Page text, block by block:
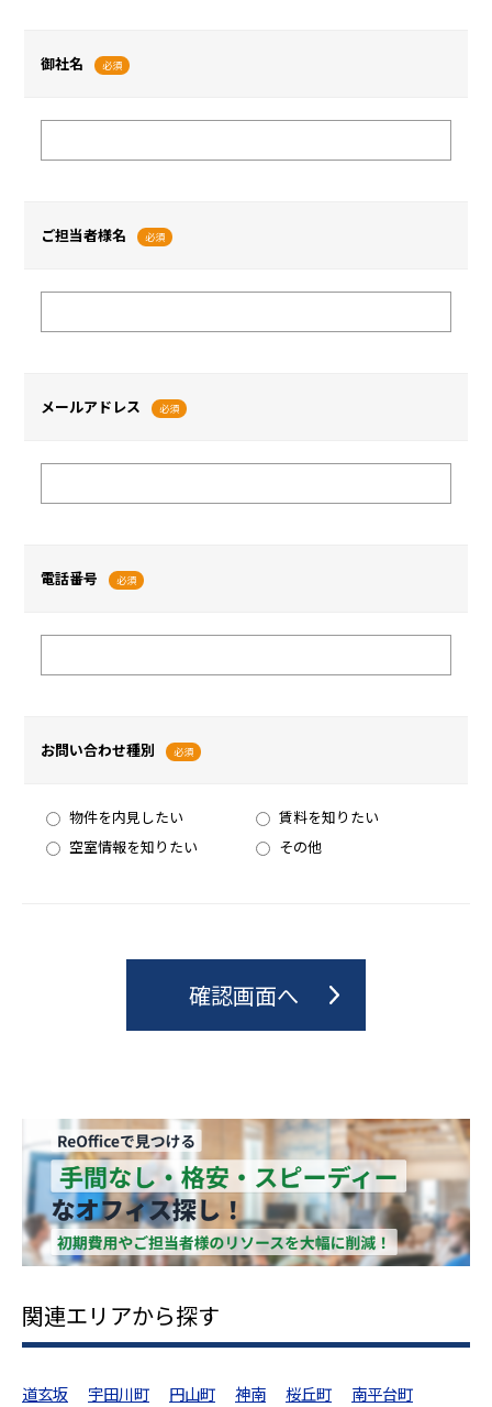
御社名 必須
ご担当者様名 必須
メールアドレス 必須
電話番号 必須
お問い合わせ種別 必須
物件を内見したい
賃料を知りたい
空室情報を知りたい
その他
関連エリアから探す
道玄坂 宇田川町 円山町 神南 桜丘町
南平台町